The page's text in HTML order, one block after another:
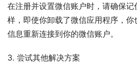
在注册并设置微信账户时，请确保
样，即使你卸载了微信应用程序，
信息重新连接到你的微信账户。
3. 尝试其他解决方案